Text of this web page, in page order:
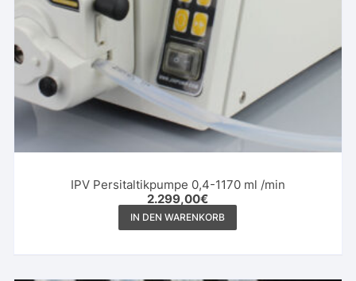
IPV Persitaltikpumpe 0,4-1170 ml /min
2.299,00€
IN DEN WARENKORB